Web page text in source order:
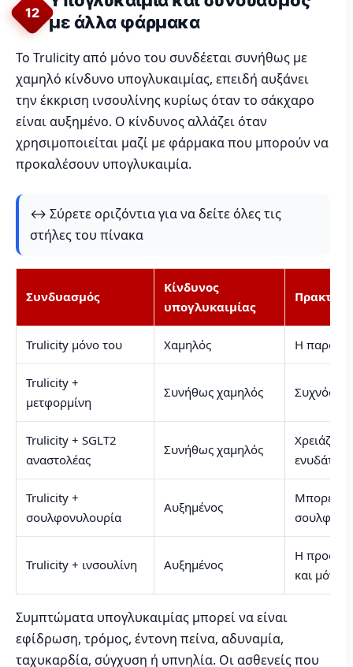
12
με άλλα φάρμακα
Το Trulicity από μόνο του συνδέεται συνήθως με
χαμηλό κίνδυνο υπογλυκαιμίας, επειδή αυξάνει
την έκκριση ινσουλίνης κυρίως όταν το σάκχαρο
είναι αυξημένο. Ο κίνδυνος αλλάζει όταν
χρησιμοποιείται μαζί με φάρμακα που μπορούν να
προκαλέσουν υπογλυκαιμία.
↔️ Σύρετε οριζόντια για να δείτε όλες τις
στήλες του πίνακα
Συνδυασμός
Κίνδυνος
υπογλυκαιμίας
Trulicity μόνο του Χαμηλός Η
Trulicity +
μετφορμίνη
Συνήθως χαμηλός Συχνός
Trulicity + SGLT2
αναστολέας
Συνήθως χαμηλός
Trulicity +
σουλφονυλουρία
Αυξημένος
Μπορεί
Trulicity + ινσουλίνη Αυξημένος
Η
και μόνο
Συμπτώματα υπογλυκαιμίας μπορεί να είναι
εφίδρωση, τρόμος, έντονη πείνα, αδυναμία,
ταχυκαρδία, σύγχυση ή υπνηλία. Οι ασθενείς που